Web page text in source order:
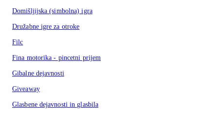
Domišljijska (simbolna) igra
Družabne igre za otroke
Filc
Fina motorika - pincetni prijem
Gibalne dejavnosti
Giveaway
Glasbene dejavnosti in glasbila